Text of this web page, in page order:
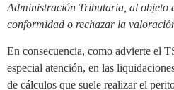
Administración Tributaria, al objeto
conformidad o rechazar la
En consecuencia, como advierte el
especial atención, en las
de cálculos que suele realizar el